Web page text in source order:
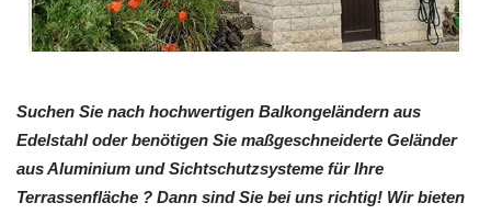
Suchen Sie nach hochwertigen Balkongeländern aus
Edelstahl oder benötigen Sie maßgeschneiderte Geländer
aus Aluminium und Sichtschutzsysteme für Ihre
Terrassenfläche ? Dann sind Sie bei uns richtig! Wir bieten